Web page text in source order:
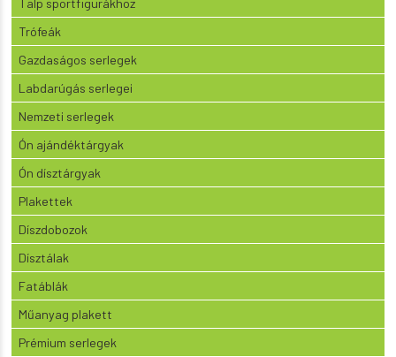
Talp sportfigurákhoz
Trófeák
Gazdaságos serlegek
Labdarúgás serlegei
Nemzeti serlegek
Ón ajándéktárgyak
Ón dísztárgyak
Plakettek
Díszdobozok
Dísztálak
Fatáblák
Műanyag plakett
Prémium serlegek